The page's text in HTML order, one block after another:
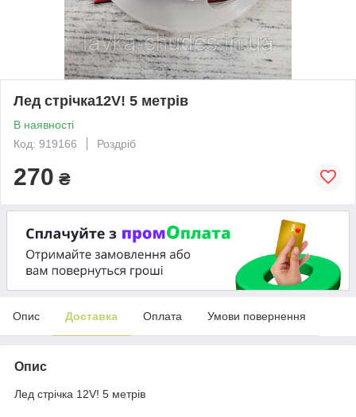
Лед стрічка12V! 5 метрів
В наявності
Код: 919166
Роздріб
270 ₴
Опис Доставка Оплата Умови повернення
Опис
Лед стрічка 12V! 5 метрів